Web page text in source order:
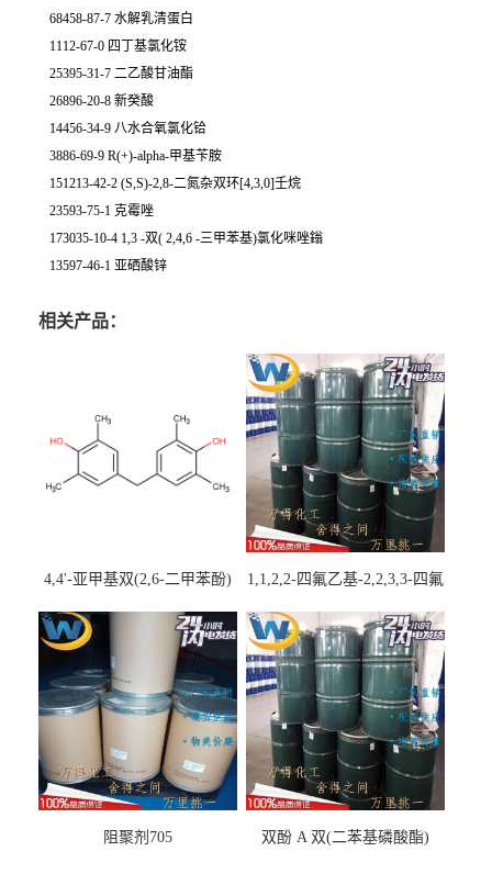
68458-87-7 水解乳清蛋白
1112-67-0 四丁基氯化铵
25395-31-7 二乙酸甘油酯
26896-20-8 新癸酸
14456-34-9 八水合氧氯化铪
3886-69-9 R(+)-alpha-甲基苄胺
151213-42-2 (S,S)-2,8-二氮杂双环[4,3,0]壬烷
23593-75-1 克霉唑
173035-10-4 1,3 -双( 2,4,6 -三甲苯基)氯化咪唑鎓
13597-46-1 亚硒酸锌
相关产品：
4,4'-亚甲基双(2,6-二甲苯酚)
1,1,2,2-四氟乙基-2,2,3,3-四氟
阻聚剂705 双酚 A 双(二苯基磷酸酯)